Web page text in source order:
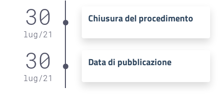
30
lug /21
Chiusura del procedimento
30
lug /21
Data di pubblicazione